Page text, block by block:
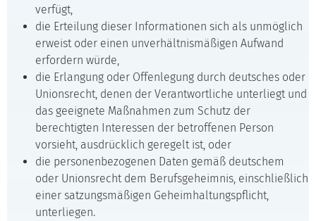
verfügt,
die Erteilung dieser Informationen sich als unmöglich
erweist oder einen unverhältnismäßigen Aufwand
erfordern würde,
die Erlangung oder Offenlegung durch deutsches oder
Unionsrecht, denen der Verantwortliche unterliegt und
das geeignete Maßnahmen zum Schutz der
berechtigten Interessen der betroffenen Person
vorsieht, ausdrücklich geregelt ist, oder
die personenbezogenen Daten gemäß deutschem
oder Unionsrecht dem Berufsgeheimnis, einschließlich
einer satzungsmäßigen Geheimhaltungspflicht,
unterliegen.